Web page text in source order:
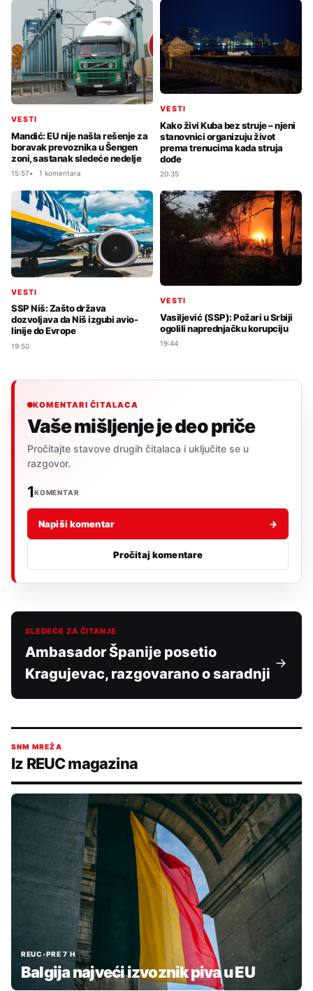
VESTI
Mandić: EU nije našla rešenje za
boravak prevoznika u Šengen
zoni, sastanak sledeće nedelje
15:57 1 komentara
VESTI
Kako živi Kuba bez struje – njeni
stanovnici organizuju život
prema trenucima kada struja
dođe
20:35
VESTI
SSP Niš: Zašto država
dozvoljava da Niš izgubi avio-
linije do Evrope
19:50
VESTI
Vasiljević (SSP): Požari u Srbiji
ogolili naprednjačku korupciju
19:44
KOMENTARI ČITALACA
Vaše mišljenje je deo priče
Pročitajte stavove drugih čitalaca i uključite se u
razgovor.
1KOMENTAR
Napiši komentar →
Pročitaj komentare
SLEDEĆE ZA ČITANJE
Ambasador Španije posetio
Kragujevac, razgovarano o saradnji
SNM MREŽA
Iz REUC magazina
REUC•PRE 7 H
Balgija najveći izvoznik piva u EU